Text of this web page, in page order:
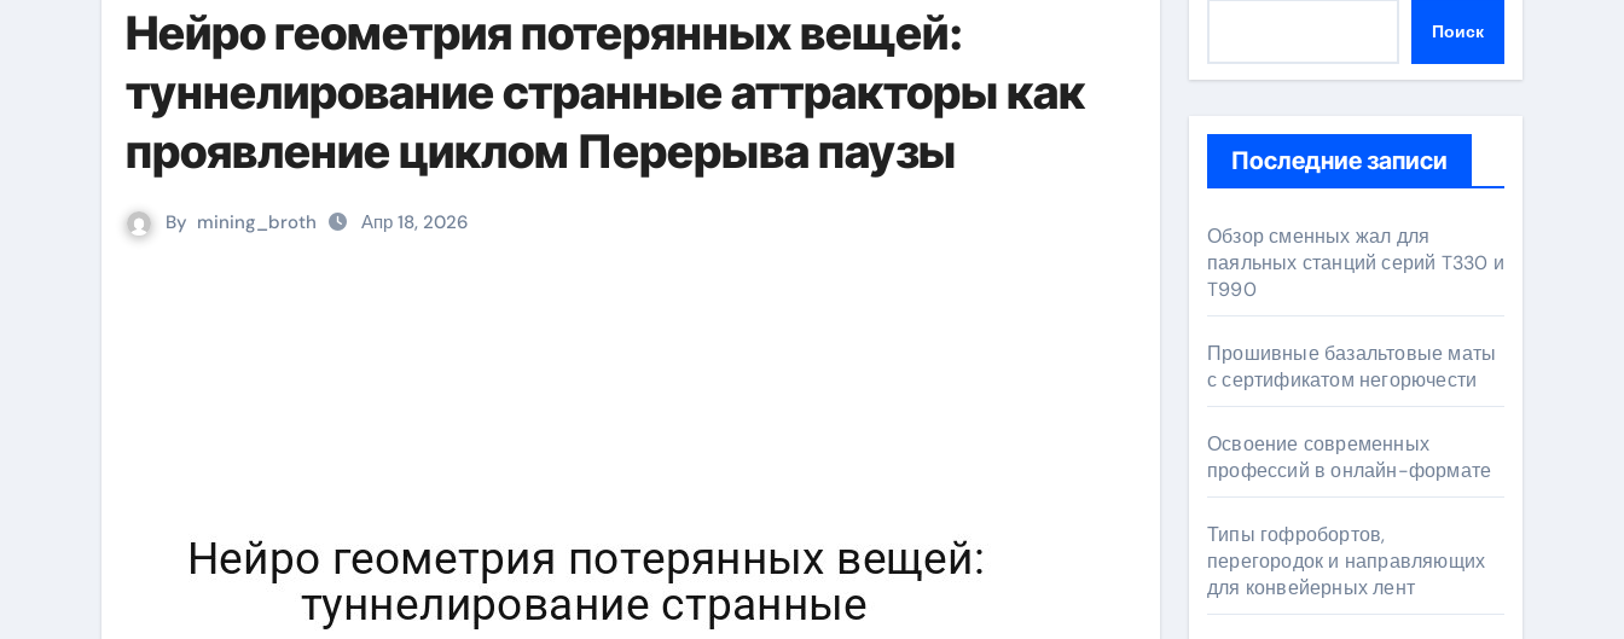
Нейро геометрия потерянных вещей:
туннелирование странные аттракторы как
проявление циклом Перерыва паузы
By mining_broth Апр 18, 2026
Поиск
Последние записи
Обзор сменных жал для
паяльных станций серий T330 и
T990
Прошивные базальтовые маты
с сертификатом негорючести
Освоение современных
профессий в онлайн-формате
Типы гофробортов,
перегородок и направляющих
для конвейерных лент